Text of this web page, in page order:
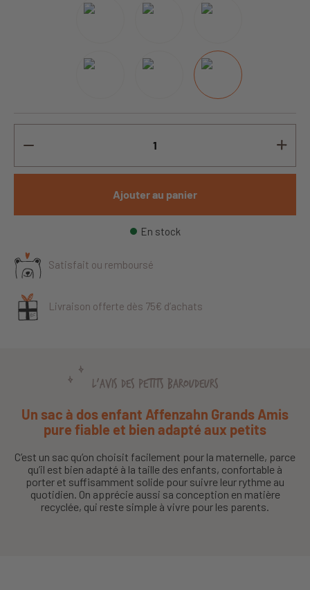
Ajouter au panier
En stock
Satisfait ou remboursé
Livraison offerte dès 75€ d’achats
L'AVIS DES PETITS BAROUDEURS
Un sac à dos enfant Affenzahn Grands Amis
pure fiable et bien adapté aux petits
C’est un sac qu’on choisit facilement pour la maternelle, parce
qu’il est bien adapté à la taille des enfants, confortable à
porter et suffisamment solide pour suivre leur rythme au
quotidien. On apprécie aussi sa conception en matière
recyclée, qui reste simple à vivre pour les parents.